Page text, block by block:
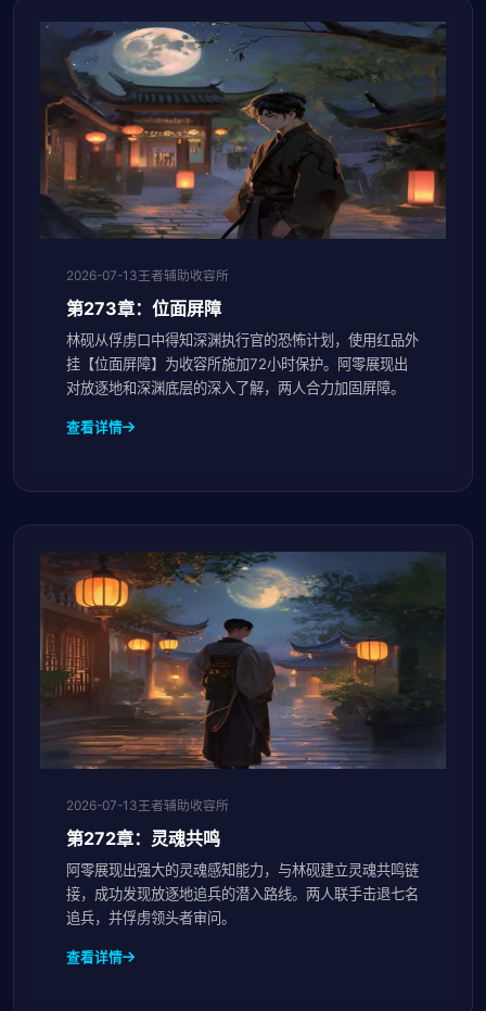
2026-07-13王者辅助收容所
第273章：位面屏障
林砚从俘虏口中得知深渊执行官的恐怖计划，使用红品外
挂【位面屏障】为收容所施加72小时保护。阿零展现出
对放逐地和深渊底层的深入了解，两人合力加固屏障。
查看详情
2026-07-13王者辅助收容所
第272章：灵魂共鸣
阿零展现出强大的灵魂感知能力，与林砚建立灵魂共鸣链
接，成功发现放逐地追兵的潜入路线。两人联手击退七名
追兵，并俘虏领头者审问。
查看详情